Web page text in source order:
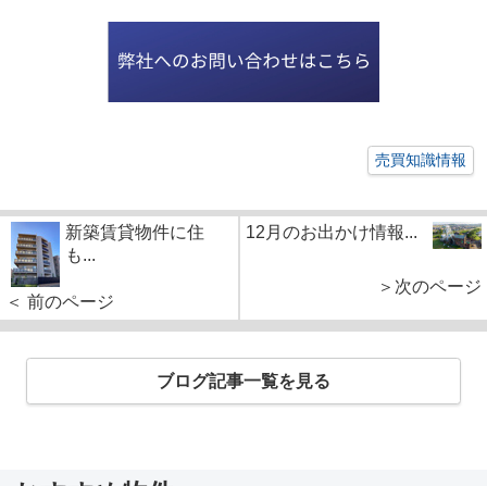
売買知識情報
新築賃貸物件に住
も...
＜ 前のページ
12月のお出かけ情報...
＞次のページ
ブログ記事一覧を見る